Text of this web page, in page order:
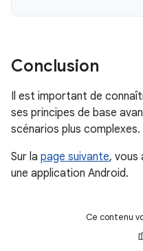
Conclusion
Il est important de
ses principes de base
scénarios plus complexes.
Sur la page suivante, vous
une application Android.
Ce contenu